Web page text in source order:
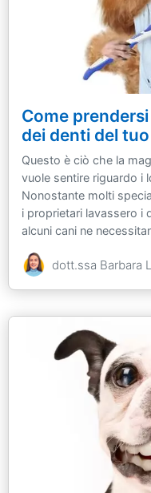
Come
dei denti del
Questo è ciò che la
vuole sentire riguardo i
Nonostante molti
i proprietari lavassero i
alcuni cani ne
dott.ssa Barbara